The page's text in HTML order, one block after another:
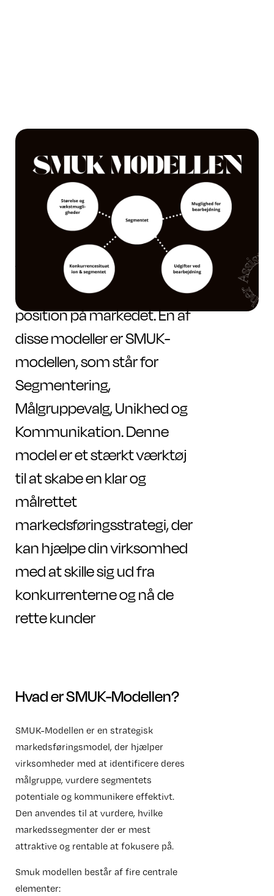
I markedsføringsverdenen
findes der adskillige
modeller, der hjælper
virksomheder med at
navigere og forstå deres
position på markedet. En af
disse modeller er SMUK-
modellen, som står for
Segmentering,
Målgruppevalg, Unikhed og
Kommunikation. Denne
model er et stærkt værktøj
til at skabe en klar og
målrettet
markedsføringsstrategi, der
kan hjælpe din virksomhed
med at skille sig ud fra
konkurrenterne og nå de
rette kunder
Hvad er SMUK-Modellen?
SMUK-Modellen er en strategisk
markedsføringsmodel, der hjælper
virksomheder med at identificere deres
målgruppe, vurdere segmentets
potentiale og kommunikere effektivt.
Den anvendes til at vurdere, hvilke
markedssegmenter der er mest
attraktive og rentable at fokusere på.
Smuk modellen består af fire centrale
elementer: